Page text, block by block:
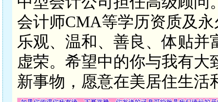
会计师CMA等学历资质及
乐观、温和、善良、体贴
虚荣。希望中的你与我有
新事物，愿意在美居住生活